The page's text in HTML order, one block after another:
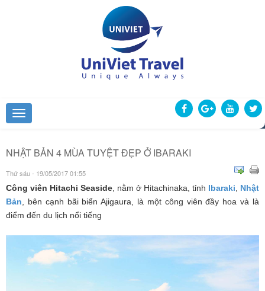
NHẬT BẢN 4 MÙA TUYỆT ĐẸP Ở IBARAKI
Thứ sáu - 19/05/2017 01:55
Công viên Hitachi Seaside , nằm ở Hitachinaka, tỉnh Ibaraki
Nhật
Bản , bên cạnh bãi biển Ajigaura, là một công viên đầy hoa và là
điểm đến du lịch nổi tiếng